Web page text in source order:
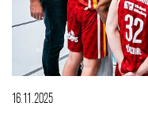
16.11.2025